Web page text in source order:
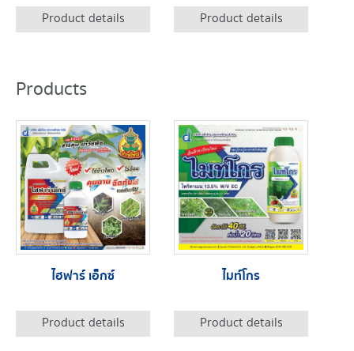
Product details Product details
Products
ไฮฟาร์ เอ็กซ์
Product details
ไมท์โกร
Product details